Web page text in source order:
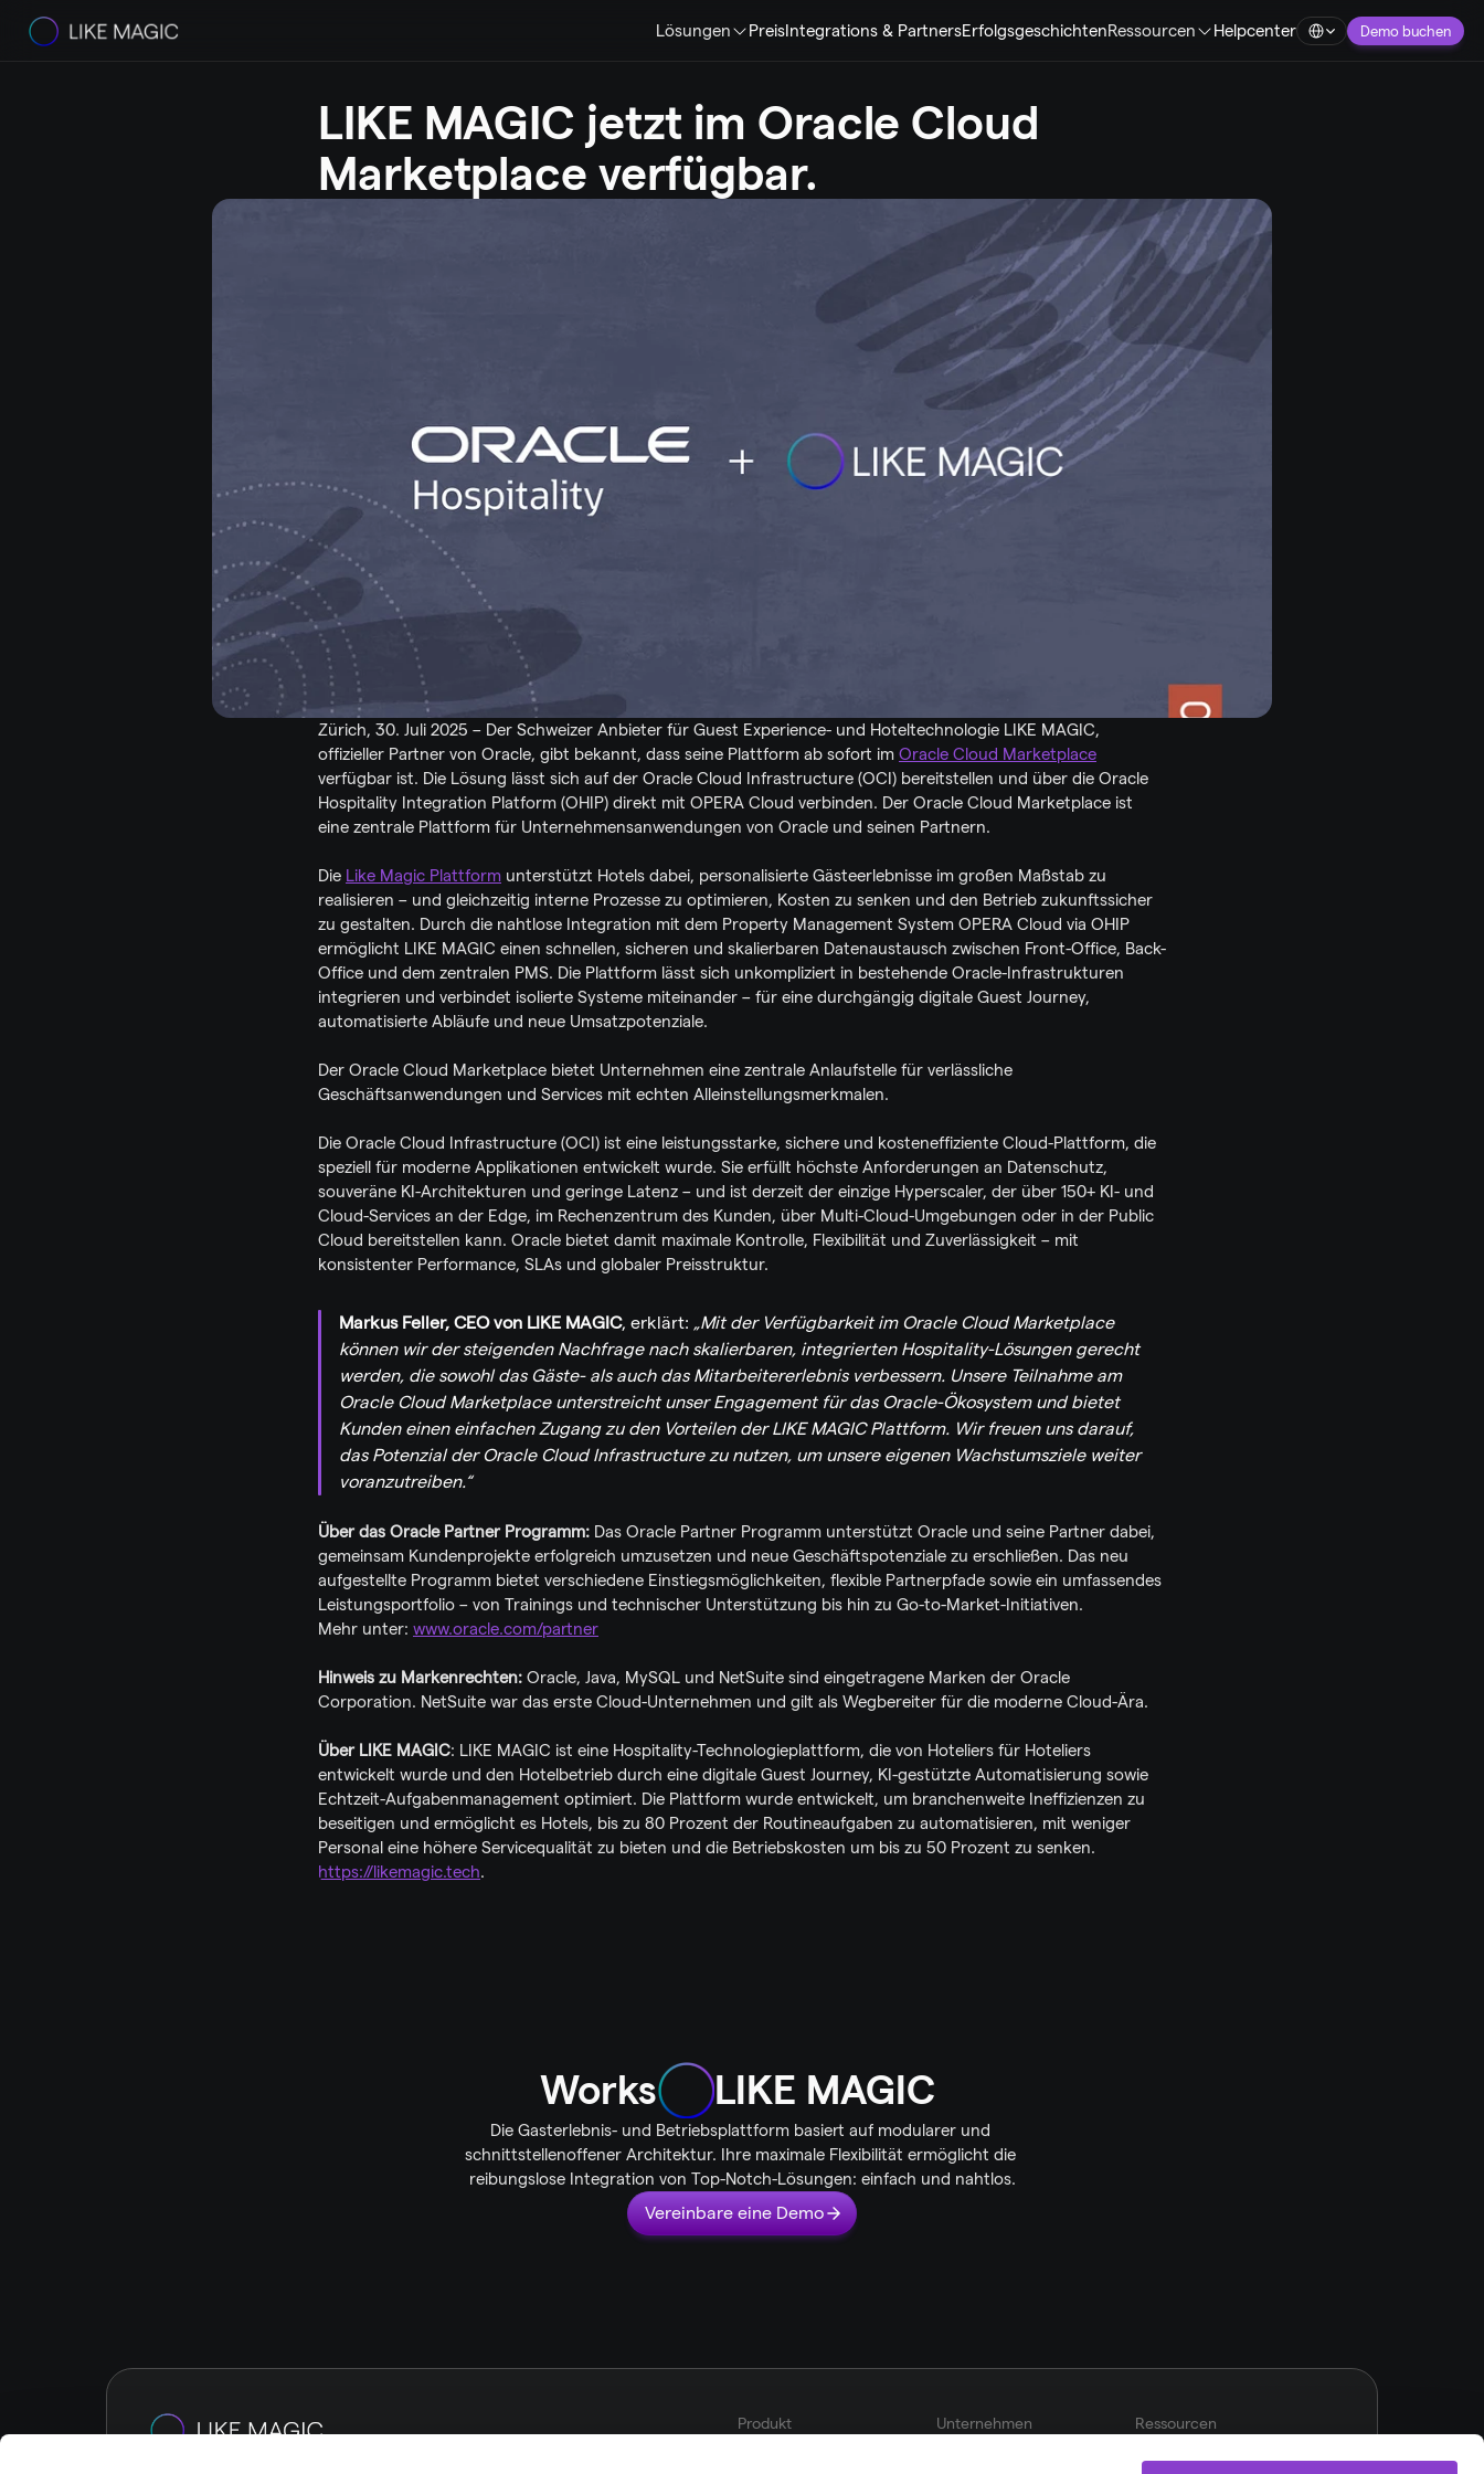
Lösungen PreisIntegrations & PartnersErfolgsgeschichtenRessourcen HelpcenterSelect LanguageDemo buchen
LIKE MAGIC jetzt im Oracle Cloud
Marketplace verfügbar.
Zürich, 30. Juli 2025 – Der Schweizer Anbieter für Guest Experience- und Hoteltechnologie LIKE MAGIC,
offizieller Partner von Oracle, gibt bekannt, dass seine Plattform ab sofort im Oracle Cloud Marketplace
verfügbar ist. Die Lösung lässt sich auf der Oracle Cloud Infrastructure (OCI) bereitstellen und über die Oracle
Hospitality Integration Platform (OHIP) direkt mit OPERA Cloud verbinden. Der Oracle Cloud Marketplace ist
eine zentrale Plattform für Unternehmensanwendungen von Oracle und seinen Partnern.
Die Like Magic Plattform unterstützt Hotels dabei, personalisierte Gästeerlebnisse im großen Maßstab zu
realisieren – und gleichzeitig interne Prozesse zu optimieren, Kosten zu senken und den Betrieb zukunftssicher
zu gestalten. Durch die nahtlose Integration mit dem Property Management System OPERA Cloud via OHIP
ermöglicht LIKE MAGIC einen schnellen, sicheren und skalierbaren Datenaustausch zwischen Front-Office, Back-
Office und dem zentralen PMS. Die Plattform lässt sich unkompliziert in bestehende Oracle-Infrastrukturen
integrieren und verbindet isolierte Systeme miteinander – für eine durchgängig digitale Guest Journey,
automatisierte Abläufe und neue Umsatzpotenziale.
Der Oracle Cloud Marketplace bietet Unternehmen eine zentrale Anlaufstelle für verlässliche
Geschäftsanwendungen und Services mit echten Alleinstellungsmerkmalen.
Die Oracle Cloud Infrastructure (OCI) ist eine leistungsstarke, sichere und kosteneffiziente Cloud-Plattform, die
speziell für moderne Applikationen entwickelt wurde. Sie erfüllt höchste Anforderungen an Datenschutz,
souveräne KI-Architekturen und geringe Latenz – und ist derzeit der einzige Hyperscaler, der über 150+ KI- und
Cloud-Services an der Edge, im Rechenzentrum des Kunden, über Multi-Cloud-Umgebungen oder in der Public
Cloud bereitstellen kann. Oracle bietet damit maximale Kontrolle, Flexibilität und Zuverlässigkeit – mit
konsistenter Performance, SLAs und globaler Preisstruktur.
Markus Feller, CEO von LIKE MAGIC, erklärt: „Mit der Verfügbarkeit im Oracle Cloud Marketplace
können wir der steigenden Nachfrage nach skalierbaren, integrierten Hospitality-Lösungen gerecht
werden, die sowohl das Gäste- als auch das Mitarbeitererlebnis verbessern. Unsere Teilnahme am
Oracle Cloud Marketplace unterstreicht unser Engagement für das Oracle-Ökosystem und bietet
Kunden einen einfachen Zugang zu den Vorteilen der LIKE MAGIC Plattform. Wir freuen uns darauf,
das Potenzial der Oracle Cloud Infrastructure zu nutzen, um unsere eigenen Wachstumsziele weiter
voranzutreiben.“
Über das Oracle Partner Programm: Das Oracle Partner Programm unterstützt Oracle und seine Partner dabei,
gemeinsam Kundenprojekte erfolgreich umzusetzen und neue Geschäftspotenziale zu erschließen. Das neu
aufgestellte Programm bietet verschiedene Einstiegsmöglichkeiten, flexible Partnerpfade sowie ein umfassendes
Leistungsportfolio – von Trainings und technischer Unterstützung bis hin zu Go-to-Market-Initiativen.
Mehr unter: www.oracle.com/partner
Hinweis zu Markenrechten: Oracle, Java, MySQL und NetSuite sind eingetragene Marken der Oracle
Corporation. NetSuite war das erste Cloud-Unternehmen und gilt als Wegbereiter für die moderne Cloud-Ära.
Über LIKE MAGIC: LIKE MAGIC ist eine Hospitality-Technologieplattform, die von Hoteliers für Hoteliers
entwickelt wurde und den Hotelbetrieb durch eine digitale Guest Journey, KI-gestützte Automatisierung sowie
Echtzeit-Aufgabenmanagement optimiert. Die Plattform wurde entwickelt, um branchenweite Ineffizienzen zu
beseitigen und ermöglicht es Hotels, bis zu 80 Prozent der Routineaufgaben zu automatisieren, mit weniger
https://likemagic.tech.
Works LIKE MAGIC
Die Gasterlebnis- und Betriebsplattform basiert auf modularer und
schnittstellenoffener Architektur. Ihre maximale Flexibilität ermöglicht die
reibungslose Integration von Top-Notch-Lösungen: einfach und nahtlos.
Vereinbare eine Demo
Produkt
Unternehmen
Ressourcen
Erfolgsgeschichten